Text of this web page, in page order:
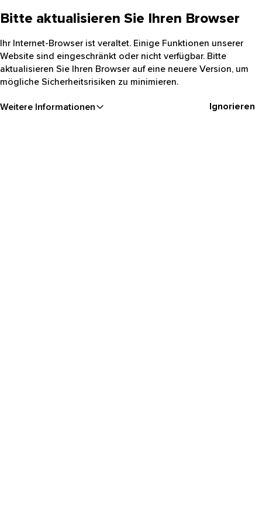
Bitte aktualisieren Sie Ihren Browser
Ihr Internet-Browser ist veraltet. Einige Funktionen unserer
Website sind eingeschränkt oder nicht verfügbar. Bitte
aktualisieren Sie Ihren Browser auf eine neuere Version, um
mögliche Sicherheitsrisiken zu minimieren.
Weitere Informationen Ignorieren